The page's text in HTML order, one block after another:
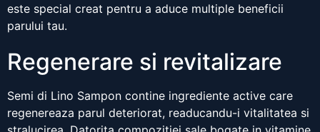
este special creat pentru a aduce multiple beneficii
parului tau.
Regenerare si revitalizare
Semi di Lino Sampon contine ingrediente active care
regenereaza parul deteriorat, readucandu-i vitalitatea si